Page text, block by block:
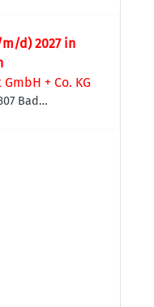
d) 2027 in
+ Co. KG
Bad